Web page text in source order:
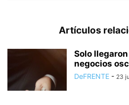
Artículos
Solo
negocios
DeFRENTE - 23